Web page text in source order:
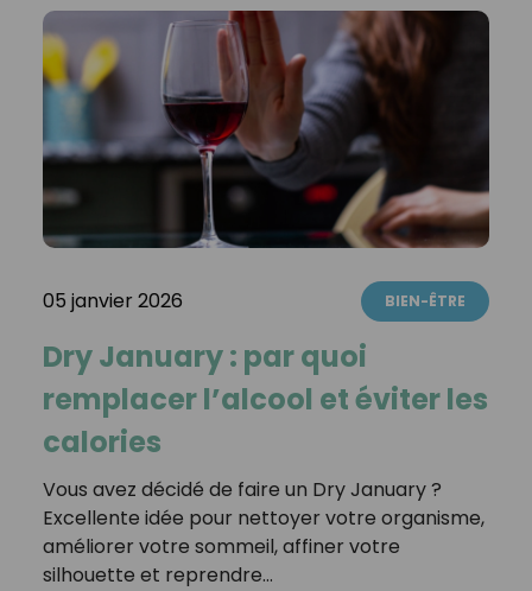
05 janvier 2026 BIEN-ÊTRE
Dry January : par quoi
remplacer l’alcool et éviter les
calories
Vous avez décidé de faire un Dry January ?
Excellente idée pour nettoyer votre organisme,
améliorer votre sommeil, affiner votre
silhouette et reprendre…